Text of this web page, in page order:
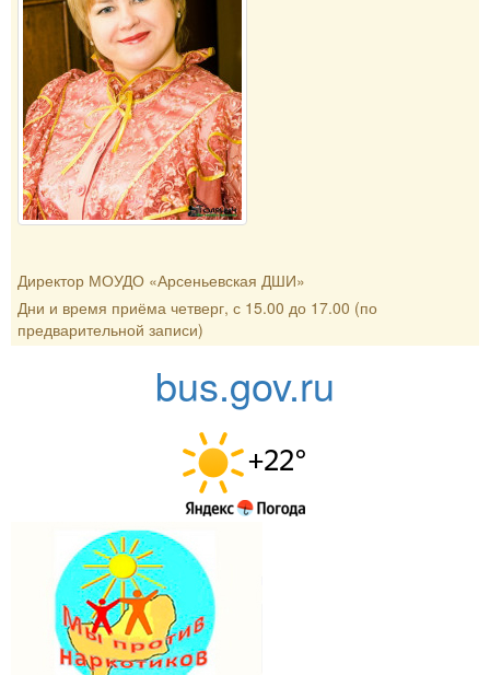
Директор МОУДО «Арсеньевская ДШИ»
Дни и время приёма четверг, с 15.00 до 17.00 (по
предварительной записи)
bus.gov.ru